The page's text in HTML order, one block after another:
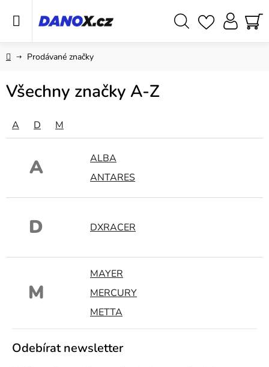
DomůProdávané značky
Všechny značky A-Z
A D M
A
ALBA
ANTARES
D DXRACER
M
MAYER
MERCURY
METTA
Odebírat newsletter